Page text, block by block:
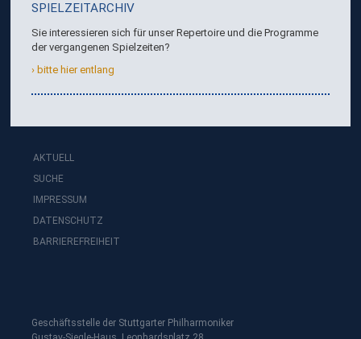
SPIELZEITARCHIV
Sie interessieren sich für unser Repertoire und die Programme
der vergangenen Spielzeiten?
bitte hier entlang
AKTUELL
SUCHE
IMPRESSUM
DATENSCHUTZ
BARRIEREFREIHEIT
Geschäftsstelle der Stuttgarter Philharmoniker